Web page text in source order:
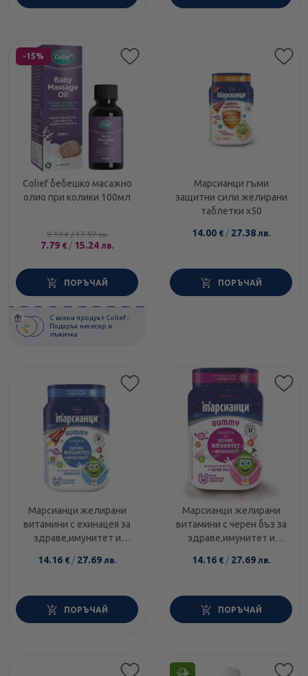
Етикети
-15%
Colief бебешко масажно
олио при колики 100мл
9.19€ / 17.97лв.
7.79 € / 15.24 лв.
ПОРЪЧАЙ
С всеки продукт Colief -
Подарък несесер и
лъжичка
Марсианци гъми
защитни сили желирани
таблетки х50
14.00 € / 27.38 лв.
ПОРЪЧАЙ
Марсианци желирани
витамини с ехинацея за
здраве,имунитет и
14.16 € / 27.69 лв.
ПОРЪЧАЙ
Марсианци желирани
витамини с черен бъз за
здраве,имунитет и
14.16 € / 27.69 лв.
ПОРЪЧАЙ
Етикети